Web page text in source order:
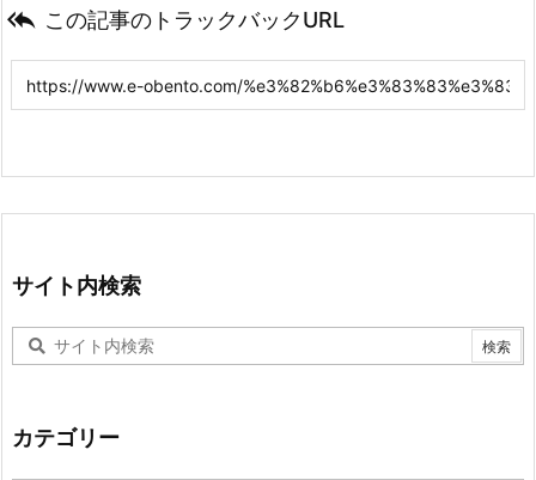
 この記事のトラックバックURL
サイト内検索
カテゴリー